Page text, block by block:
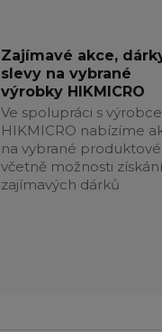
Zajímavé akce,
slevy na vybrané
výrobky HIKMICRO
Ve spolupráci s
HIKMICRO nabízíme
na vybrané
včetně možnosti získání
zajímavých dárků